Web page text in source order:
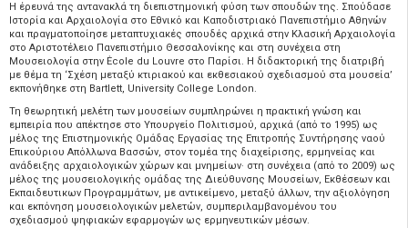
Η έρευνά της αντανακλά τη διεπιστημονική φύση των σπουδών της. Σπούδασε
Ιστορία και Αρχαιολογία στο Εθνικό και Καποδιστριακό Πανεπιστήμιο Αθηνών
και πραγματοποίησε μεταπτυχιακές σπουδές αρχικά στην Κλασική Αρχαιολογία
στο Αριστοτέλειο Πανεπιστήμιο Θεσσαλονίκης και στη συνέχεια στη
Μουσειολογία στην Ėcole du Louvre στο Παρίσι. Η διδακτορική της διατριβή
με θέμα τη ‘Σχέση μεταξύ κτιριακού και εκθεσιακού σχεδιασμού στα μουσεία’
εκπονήθηκε στη Bartlett, University College London.
Τη θεωρητική μελέτη των μουσείων συμπληρώνει η πρακτική γνώση και
εμπειρία που απέκτησε στο Υπουργείο Πολιτισμού, αρχικά (από το 1995) ως
μέλος της Επιστημονικής Ομάδας Εργασίας της Επιτροπής Συντήρησης ναού
Επικούριου Απόλλωνα Βασσών, στον τομέα της διαχείρισης, ερμηνείας και
ανάδειξης αρχαιολογικών χώρων και μνημείων· στη συνέχεια (από το 2009) ως
μέλος της μουσειολογικής ομάδας της Διεύθυνσης Μουσείων, Εκθέσεων και
Εκπαιδευτικων Προγραμμάτων, με αντικείμενο, μεταξύ άλλων, την αξιολόγηση
και εκπόνηση μουσειολογικών μελετών, συμπεριλαμβανομένου του
σχεδιασμού ψηφιακών εφαρμογών ως ερμηνευτικών μέσων.